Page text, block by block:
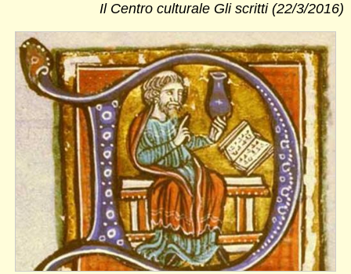
Il Centro culturale Gli scritti (22/3/2016)